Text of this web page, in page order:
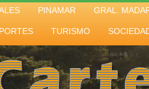
PINAMAR GRAL.
TURISMO